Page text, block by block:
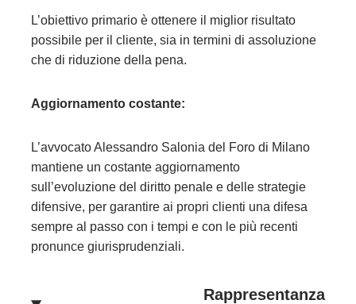
L’obiettivo primario è ottenere il miglior risultato
possibile per il cliente, sia in termini di assoluzione
che di riduzione della pena.
Aggiornamento costante:
L’avvocato Alessandro Salonia del Foro di Milano
mantiene un costante aggiornamento
sull’evoluzione del diritto penale e delle strategie
difensive, per garantire ai propri clienti una difesa
sempre al passo con i tempi e con le più recenti
pronunce giurisprudenziali.
Rappresentanza